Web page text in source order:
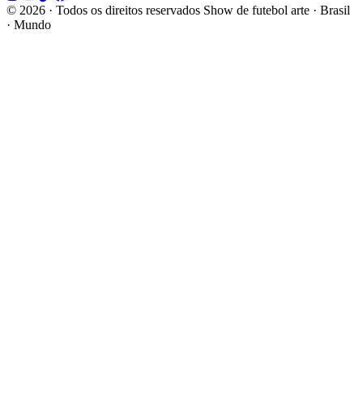
© 2026 · Todos os direitos reservados Show de futebol arte · Brasil
· Mundo